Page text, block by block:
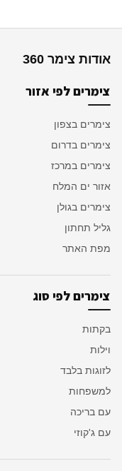
אודות צימר 360
צימרים לפי אזור
צימרים בצפון
צימרים בדרום
צימרים במרכז
אזור ים המלח
צימרים בגולן
גליל תחתון
מפת האתר
צימרים לפי סוג
בקתות
וילות
לזוגות בלבד
למשפחות
עם בריכה
עם ג'קוזי